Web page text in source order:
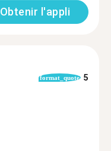
Obtenir l'appli
format_quote 5